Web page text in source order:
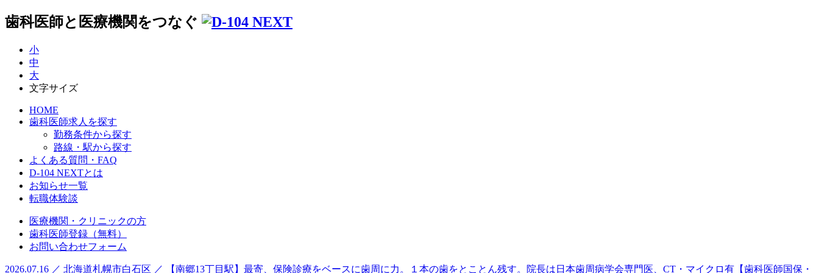
歯科医師と医療機関をつなぐ
小
中
大
文字サイズ
HOME
歯科医師求人を探す
勤務条件から探す
路線・駅から探す
よくある質問・FAQ
D-104 NEXTとは
お知らせ一覧
転職体験談
医療機関・クリニックの方
歯科医師登録（無料）
お問い合わせフォーム
2026.07.16 ／ 北海道札幌市白石区 ／ 【南郷13丁目駅】最寄、保険診療をベースに歯周に力。１本の歯をとことん残す。院長は日本歯周病学会専門医、CT・マイクロ有【歯科医師国保・